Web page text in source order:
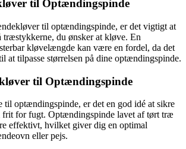
til Optændingspinde
til optændingspinde, er det vigtigt at
træstykkerne, du ønsker at kløve. En
kløvelængde kan være en fordel, da det
at tilpasse størrelsen på dine optændingspinde.
til Optændingspinde
optændingspinde, er det en god idé at sikre
frit for fugt. Optændingspinde lavet af tørt træ
effektivt, hvilket giver dig en optimal
eller pejs.